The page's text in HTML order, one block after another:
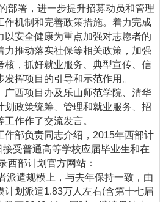
部署，进一步提升招募动员和管理
作机制和完善政策措施。着力完成
以安全健康为重点加强对志愿者的
力推动落实社保等相关政策，加强
核，抓好就业服务、典型宣传、信
挥项目的引导和示范作用。
西项目办及乐山师范学院、清华
划政策统筹、管理和就业服务、招
作作了交流发言。
部负责同志介绍，2015年西部计
受普通高等学校应届毕业生和在
西部计划官方网站：
派遣规模上，与去年保持一致，由
计划派遣1.83万人左右(含第十七届